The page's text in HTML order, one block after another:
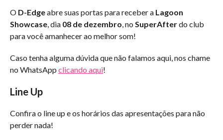
O D-Edgeabre suas portas para receber a Lagoon
Showcase, dia 08 de dezembro, no SuperAfterdo club
para você amanhecer ao melhor som!
Caso tenha alguma dúvida que não falamos aqui, nos chame
no WhatsApp clicando aqui!
Line Up
Confira o line up e os horários das apresentações para não
perder nada!